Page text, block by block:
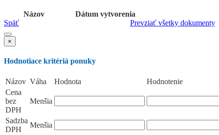
Názov
Dátum vytvorenia
Prevziať všetky dokumenty
Späť
×
Hodnotiace kritériá ponuky
Názov Váha Hodnota
Hodnotenie
Cena
bez
DPH
Menšia
Sadzba
DPH
Menšia